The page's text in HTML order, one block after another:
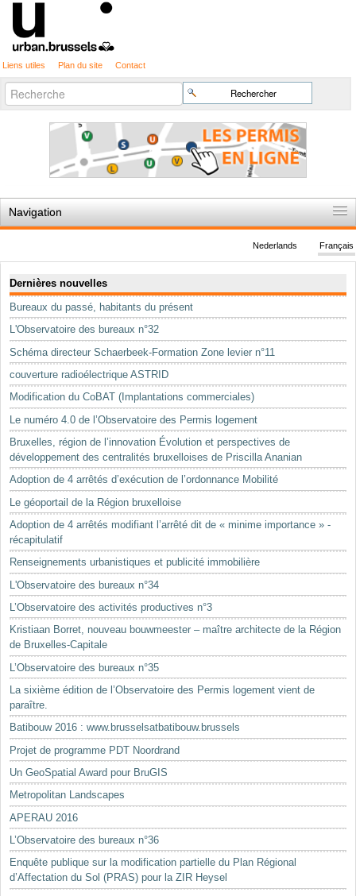
Liens utiles Plan du site Contact
Chercher par
Recherche
avancée…
Navigation
Règles du jeu
Permis d'urbanisme
Cartographie
Etudes et publications
Mots-clés
Renseignements urbanistiques
Français
Nederlands
Dernières nouvelles
Bureaux du passé, habitants du présent
L'Observatoire des bureaux n°32
Schéma directeur Schaerbeek-Formation Zone levier n°11
couverture radioélectrique ASTRID
Modification du CoBAT (Implantations commerciales)
Le numéro 4.0 de l’Observatoire des Permis logement
Bruxelles, région de l’innovation Évolution et perspectives de
développement des centralités bruxelloises de Priscilla Ananian
Adoption de 4 arrêtés d’exécution de l’ordonnance Mobilité
Le géoportail de la Région bruxelloise
Adoption de 4 arrêtés modifiant l’arrêté dit de « minime importance » -
récapitulatif
Renseignements urbanistiques et publicité immobilière
L'Observatoire des bureaux n°34
L’Observatoire des activités productives n°3
Kristiaan Borret, nouveau bouwmeester – maître architecte de la Région
de Bruxelles-Capitale
L’Observatoire des bureaux n°35
La sixième édition de l’Observatoire des Permis logement vient de
paraître.
Batibouw 2016 : www.brusselsatbatibouw.brussels
Projet de programme PDT Noordrand
Un GeoSpatial Award pour BruGIS
Metropolitan Landscapes
APERAU 2016
L’Observatoire des bureaux n°36
Enquête publique sur la modification partielle du Plan Régional
d’Affectation du Sol (PRAS) pour la ZIR Heysel